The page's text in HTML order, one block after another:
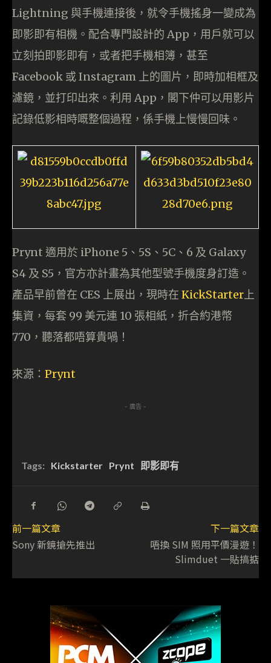
Lightning 與手機連接後，就令手機搖身一變成為
即影即有相機。配合專門設計的 App，用戶就可以
立刻拍即影即有，或者把手機相簿，甚至
Facebook 或 Instagram 上的圖片，即時加相框及
濾鏡，並打印出來。利用 App，閣下仲可以用影片
記錄低影相時嘅整個過程，係手機上慢慢回味。
Prynt 適用於 iPhone 5、5S、5C、6 及 Galaxy
S4 及 S5，官方亦計畫為其他型號手機度身訂造。
產品早前曾在 CES 上展出，現時在 KickStarter上
集資，每套 99 美元連 10 張相紙，折合約港幣
770，聽落都唔算貴喎！
來源： Prynt
- 廣告 -
Tags: Kickstarter Prynt 即影即有
前一篇文章
Sony 新鏡搶先推出
下一篇文章
唔換 SIM 照用平價漫遊！
Slimduet 一貼搞掂